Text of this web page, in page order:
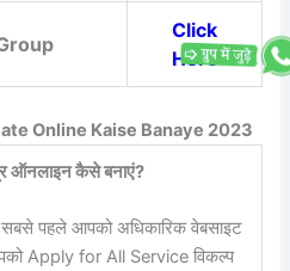
Click
Here
Online Kaise Banaye 2023
ऑनलाइन कैसे बनाएं?
सबसे पहले आपको अधिकारिक वेबसाइट
Apply for All Service विकल्प